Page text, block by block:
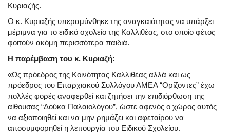
Κυριαζής.
Ο κ. Κυριαζής υπεραμύνθηκε της αναγκαιότητας να υπάρξει
μέριμνα για το ειδικό σχολείο της Καλλιθέας, στο οποίο φέτος
φοιτούν ακόμη περισσότερα παιδιά.
Η παρέμβαση του κ. Κυριαζή:
«Ως πρόεδρος της Κοινότητας Καλλιθέας αλλά και ως
πρόεδρος του Επαρχιακού Συλλόγου ΑΜΕΑ “Ορίζοντες” έχω
πολλές φορές αναφερθεί και ζητήσει την επιδιόρθωση της
αίθουσας “Δούκα Παλαιολόγου”, ώστε αφενός ο χώρος αυτός
να αξιοποιηθεί και να μην ρημάζει και αφεταίρου να
αποσυμφορηθεί η λειτουργία του Ειδικού Σχολείου.